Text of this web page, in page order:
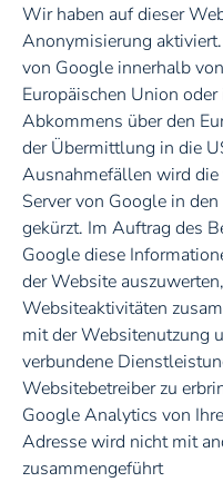
Wir haben auf dieser
Anonymisierung
von Google innerhalb
Europäischen Union
Abkommens über den
der Übermittlung in die
Ausnahmefällen wird
Server von Google in
gekürzt. Im Auftrag des
Google diese
der Website
Websiteaktivitäten
mit der Websitenutzung
verbundene
Websitebetreiber zu
Google Analytics von
Adresse wird nicht mit
zusammengeführt